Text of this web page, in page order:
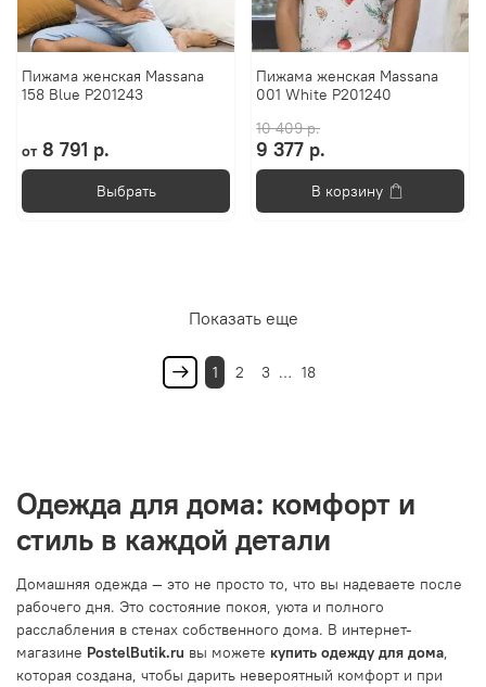
Пижама женская Massana
158 Blue P201243
от 8 791 р.
Выбрать
Пижама женская Massana
001 White P201240
10 409 р.
9 377 р.
В корзину
Показать еще
1 2 3 … 18
Одежда для дома: комфорт и
стиль в каждой детали
Домашняя одежда — это не просто то, что вы надеваете после
рабочего дня. Это состояние покоя, уюта и полного
расслабления в стенах собственного дома. В интернет-
магазине PostelButik.ru вы можете купить одежду для дома,
которая создана, чтобы дарить невероятный комфорт и при